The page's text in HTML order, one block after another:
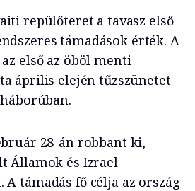
repülőteret a tavasz első
támadások érték. A
első az öböl menti
április elején tűzszünetet
28-án robbant ki,
Államok és Izrael
támadás fő célja az ország